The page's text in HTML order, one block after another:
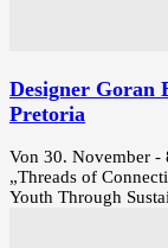
Designer
Pretoria
Von 30. November -
„Threads of
Youth Through